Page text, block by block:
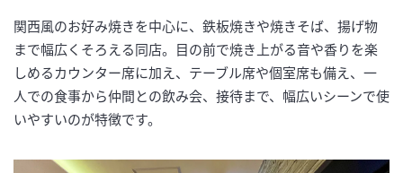
関西風のお好み焼きを中心に、鉄板焼きや焼きそば、揚げ物
まで幅広くそろえる同店。目の前で焼き上がる音や香りを楽
しめるカウンター席に加え、テーブル席や個室席も備え、一
人での食事から仲間との飲み会、接待まで、幅広いシーンで使
いやすいのが特徴です。